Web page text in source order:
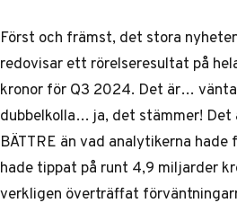
Först och främst, det stora
redovisar ett rörelseresultat på
kronor för Q3 2024. Det är…
dubbelkolla… ja, det stämmer!
BÄTTRE än vad analytikerna
hade tippat på runt 4,9 miljarder
verkligen överträffat